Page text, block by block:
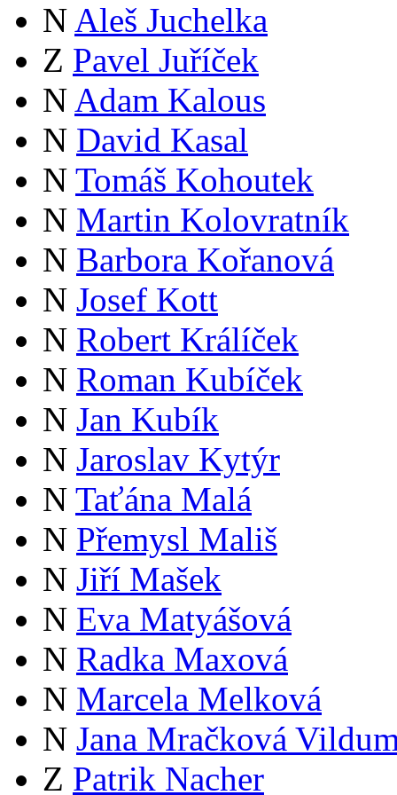
N Aleš Juchelka
Z Pavel Juříček
N Adam Kalous
N David Kasal
N Tomáš Kohoutek
N Martin Kolovratník
N Barbora Kořanová
N Josef Kott
N Robert Králíček
N Roman Kubíček
N Jan Kubík
N Jaroslav Kytýr
N Taťána Malá
N Přemysl Mališ
N Jiří Mašek
N Eva Matyášová
N Radka Maxová
N Marcela Melková
N Jana Mračková
Z Patrik Nacher